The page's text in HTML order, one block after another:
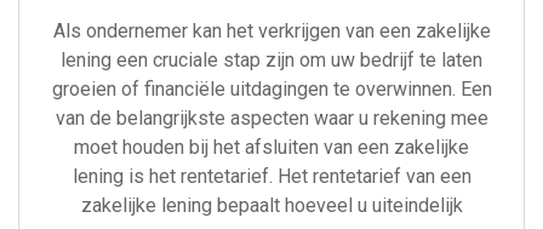
Als ondernemer kan het verkrijgen van een zakelijke
lening een cruciale stap zijn om uw bedrijf te laten
groeien of financiële uitdagingen te overwinnen. Een
van de belangrijkste aspecten waar u rekening mee
moet houden bij het afsluiten van een zakelijke
lening is het rentetarief. Het rentetarief van een
zakelijke lening bepaalt hoeveel u uiteindelijk